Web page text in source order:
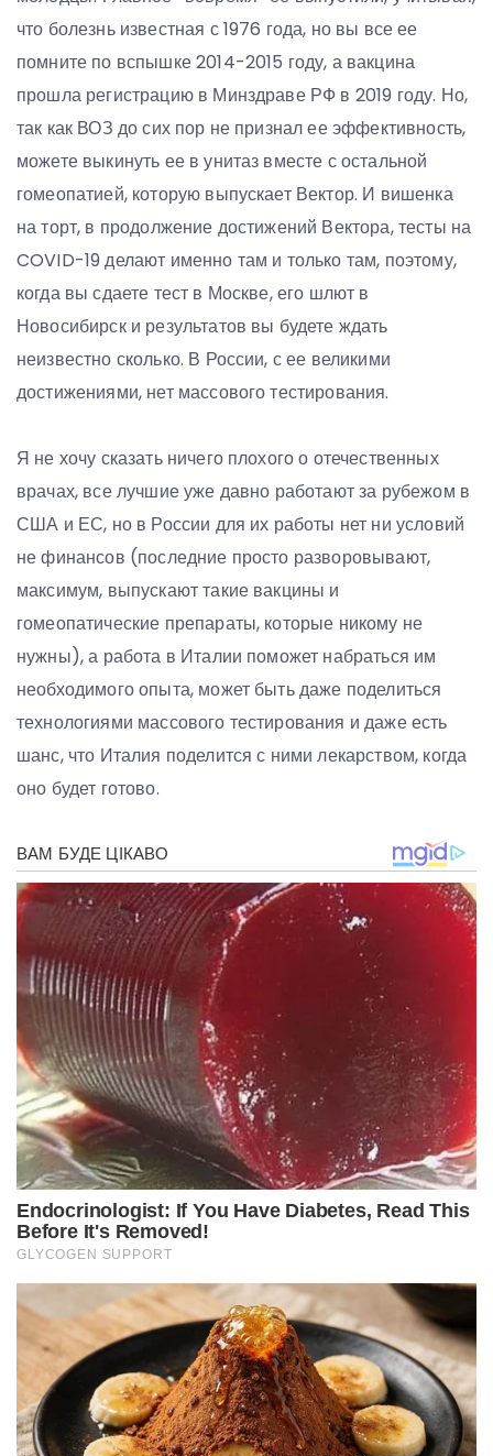
что болезнь известная с 1976 года, но вы все ее
помните по вспышке 2014-2015 году, а вакцина
прошла регистрацию в Минздраве РФ в 2019 году. Но,
так как ВОЗ до сих пор не признал ее эффективность,
можете выкинуть ее в унитаз вместе с остальной
гомеопатией, которую выпускает Вектор. И вишенка
на торт, в продолжение достижений Вектора, тесты на
COVID-19 делают именно там и только там, поэтому,
когда вы сдаете тест в Москве, его шлют в
Новосибирск и результатов вы будете ждать
неизвестно сколько. В России, с ее великими
достижениями, нет массового тестирования.
Я не хочу сказать ничего плохого о отечественных
врачах, все лучшие уже давно работают за рубежом в
США и ЕС, но в России для их работы нет ни условий
не финансов (последние просто разворовывают,
максимум, выпускают такие вакцины и
гомеопатические препараты, которые никому не
нужны), а работа в Италии поможет набраться им
необходимого опыта, может быть даже поделиться
технологиями массового тестирования и даже есть
шанс, что Италия поделится с ними лекарством, когда
оно будет готово.